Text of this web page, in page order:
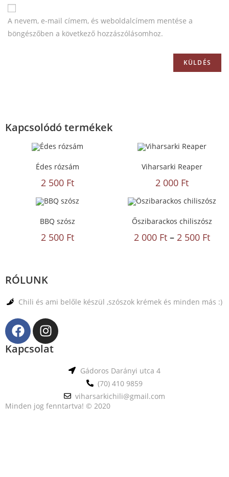
A nevem, e-mail címem, és weboldalcímem mentése a
böngészőben a következő hozzászólásomhoz.
Kapcsolódó termékek
Édes rózsám
2 500 Ft
Viharsarki Reaper
2 000 Ft
BBQ szósz
2 500 Ft
Őszibarackos chiliszósz
2 000 Ft – 2 500 Ft
RÓLUNK
Chili és ami belőle készül ,szószok krémek és minden más :)
Kapcsolat
Gádoros Darányi utca 4
(70) 410 9859
viharsarkichili@gmail.com
Minden jog fenntartva! © 2020